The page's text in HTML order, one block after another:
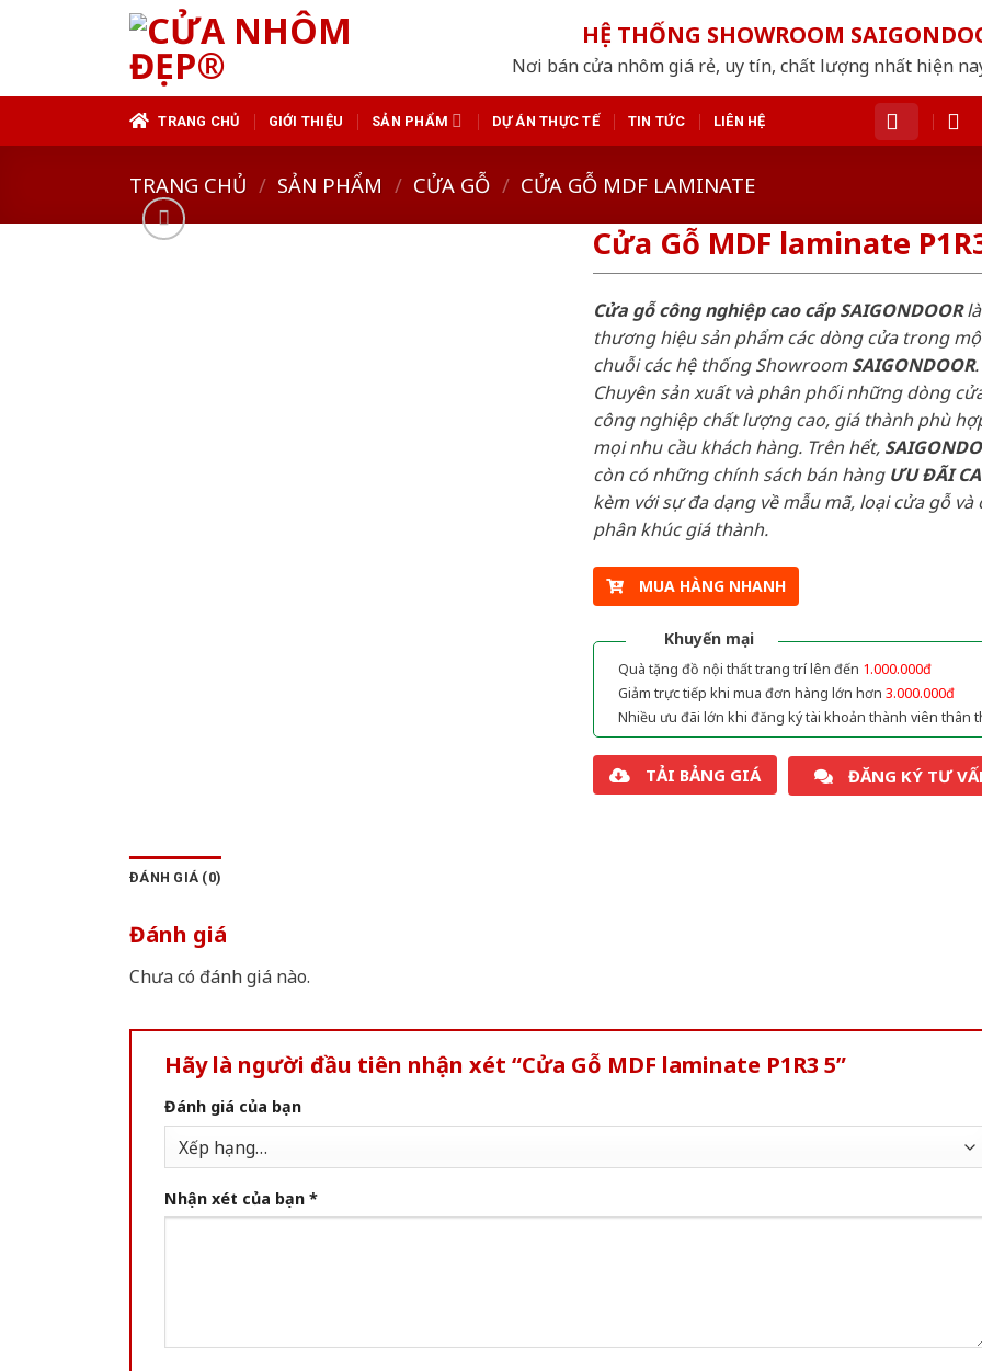
HỆ THỐNG SHOWROOM
Nơi bán cửa nhôm giá rẻ, uy tín, chất lượng nhất hiện
TRANG CHỦ GIỚI THIỆU SẢN PHẨM DỰ ÁN THỰC TẾ TIN TỨC LIÊN HỆ
TRANG CHỦ / SẢN PHẨM / CỬA GỖ / CỬA GỖ MDF LAMINATE
Cửa Gỗ MDF laminate
Cửa gỗ công nghiệp cao cấp SAIGONDOORlà
thương hiệu sản phẩm các dòng cửa trong
chuỗi các hệ thống ShowroomSAIGONDOOR.
Chuyên sản xuất và phân phối những dòng
công nghiệp chất lượng cao, giá thành phù
mọi nhu cầu khách hàng. Trên hết,
còn có những chính sách bán hàng ƯU ĐÃI
kèm với sự đa dạng về mẫu mã, loại cửa gỗ và
phân khúc giá thành.
MUA HÀNG NHANH
Khuyến mại
Quà tặng đồ nội thất trang trí lên đến 1.000.000đ
Giảm trực tiếp khi mua đơn hàng lớn hơn 3.000.000đ
Nhiều ưu đãi lớn khi đăng ký tài khoản thành viên thân
TẢI BẢNG GIÁ ĐĂNG KÝ TƯ
ĐÁNH GIÁ (0)
Đánh giá
Chưa có đánh giá nào.
Hãy là người đầu tiên nhận xét “Cửa Gỗ MDF laminate P1R3 5”
Đánh giá của bạn
Nhận xét của bạn *